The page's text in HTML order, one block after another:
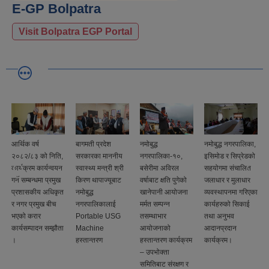
E-GP Bolpatra
Visit Bolpatra EGP Portal
आर्थिक वर्ष
२०८२/८३ को निति,
कार्यक्रम कार्यन्वयन
गर्ने सम्बन्धमा प्रमुख
प्रशासकीय अधिकृत
र नगर प्रमुख बीच
भएको करार
कार्यसम्पादन सम्झौता
।
बागमती प्रदेश
सरकारका माननीय
स्वास्थ्य मन्त्री श्री
किरण थापाज्यूबाट
नमोबुद्ध
नगरपालिकालाई
Portable USG
Machine
हस्तान्तरण
नमोबुद्ध
नगरपालिका-१०,
बसेरीमा अविरल
वर्षाबाट क्षति पुगेको
खानेपानी आयोजना
मर्मत सम्पन्न
तसम्थाभार
आयोजनाको
हस्तान्तरण कार्यक्रम
– उपभोक्ता
समितिबाट संरक्षण र
नमोबुद्ध नगरपालिका,
इसिमोड र सिप्रेडको
सहयोगमा संचालित
जलाधार र मुलाधार
व्यवस्थापनमा गरिएका
कार्यहरुको सिकाई
तथा अनुभव
आदानप्रदान
कार्यक्रम।